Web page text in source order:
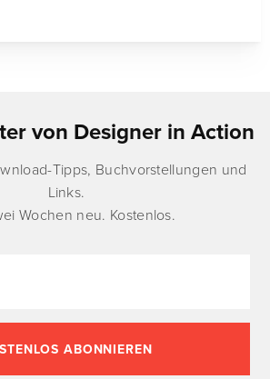
von Designer in Action
Tipps, Buchvorstellungen und
Links.
Wochen neu. Kostenlos.